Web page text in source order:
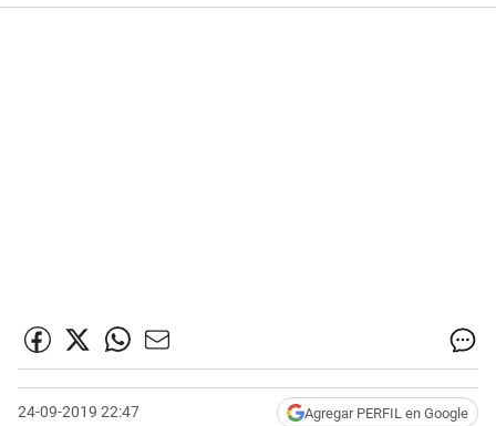
24-09-2019 22:47 Agregar PERFIL en Google